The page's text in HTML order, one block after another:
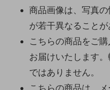
商品画像は、写真
が若干異なることが
こちらの商品をご
お届けいたします
ではありません。
こちらの商品は、